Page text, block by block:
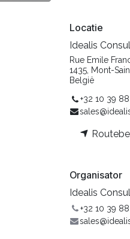
Locatie
Idealis
Rue Emile
1435, Mont-
België
+32 10 39
Organisator
Idealis
+32 10 39